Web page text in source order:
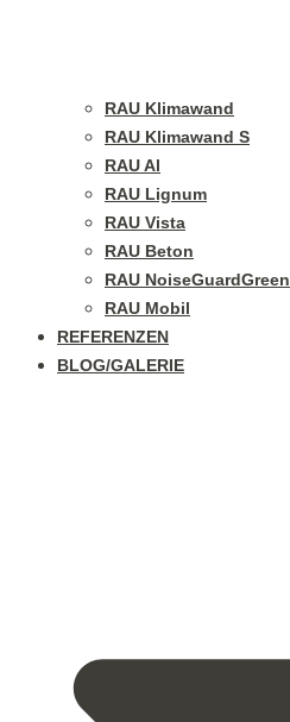
RAU Klimawand
RAU Klimawand S
RAU Al
RAU Lignum
RAU Vista
RAU Beton
RAU NoiseGuardGreen
RAU Mobil
REFERENZEN
BLOG/GALERIE